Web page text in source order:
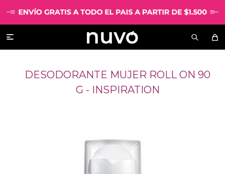

DESODORANTE MUJER ROLL ON 90
G - INSPIRATION